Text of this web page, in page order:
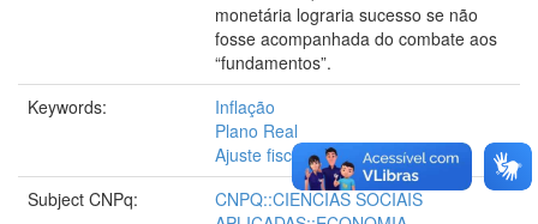
monetária lograria sucesso se não
fosse acompanhada do combate aos
“fundamentos”.
Keywords:
Inflação
Plano Real
Ajuste fiscal
Subject CNPq:
CNPQ::CIENCIAS SOCIAIS